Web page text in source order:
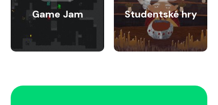
Game Jam Studentské hry